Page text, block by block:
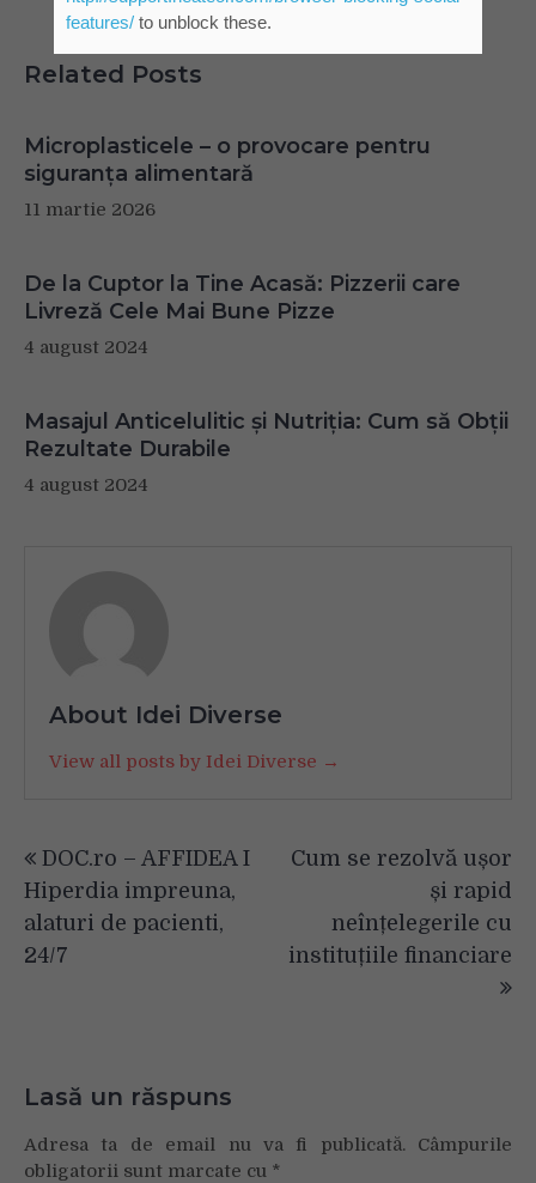
Related Posts
Microplasticele – o provocare pentru
siguranța alimentară
11 martie 2026
De la Cuptor la Tine Acasă: Pizzerii care
Livreză Cele Mai Bune Pizze
4 august 2024
Masajul Anticelulitic și Nutriția: Cum să Obții
Rezultate Durabile
4 august 2024
About Idei Diverse
View all posts by Idei Diverse →
în
articole
DOC.ro – AFFIDEA I
Hiperdia impreuna,
alaturi de pacienti,
24/7
Cum se rezolvă ușor
și rapid
neînțelegerile cu
instituțiile financiare
Lasă un răspuns
Adresa ta de email nu va fi publicată. Câmpurile
obligatorii sunt marcate cu *
features/to unblock these.